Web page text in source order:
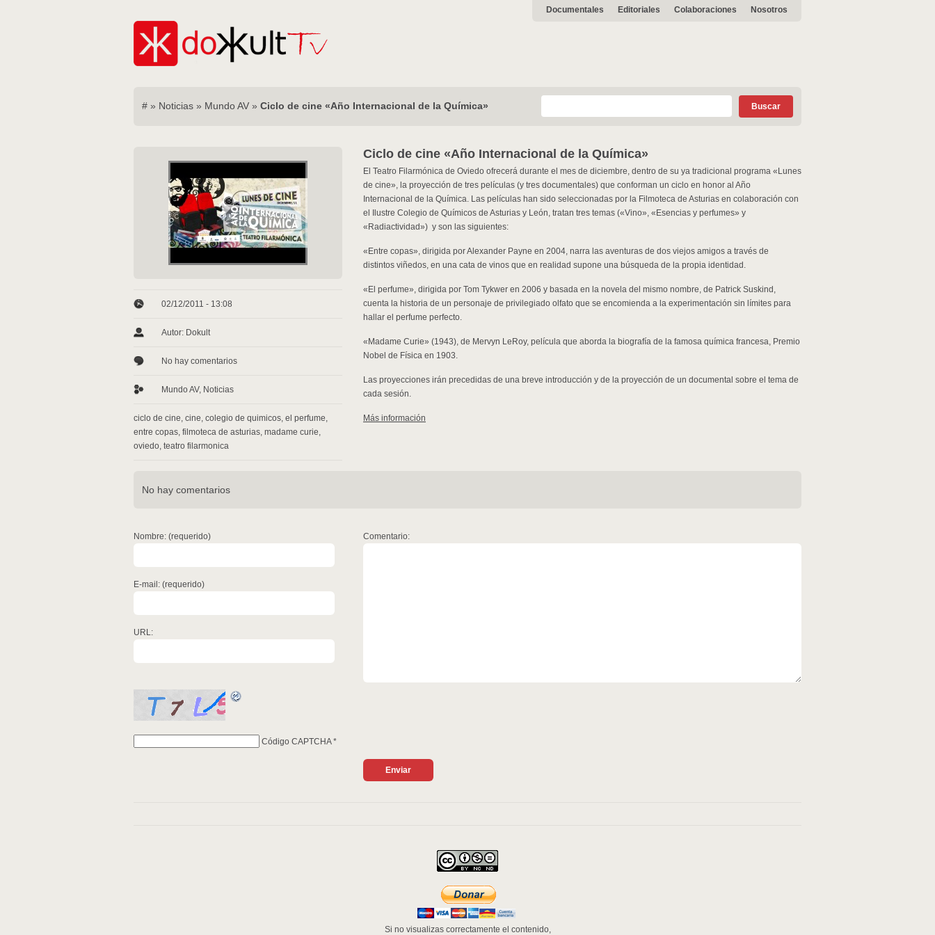
Documentales Editoriales Colaboraciones Nosotros
# » Noticias » Mundo AV » Ciclo de cine «Año Internacional de la Química»
02/12/2011 - 13:08
Autor: Dokult
No hay comentarios
Mundo AV, Noticias
ciclo de cine, cine, colegio de quimicos, el perfume,
entre copas, filmoteca de asturias, madame curie,
oviedo, teatro filarmonica
Ciclo de cine «Año Internacional de la Química»
El Teatro Filarmónica de Oviedo ofrecerá durante el mes de diciembre, dentro de su ya tradicional programa «Lunes
de cine», la proyección de tres películas (y tres documentales) que conforman un ciclo en honor al Año
Internacional de la Química. Las películas han sido seleccionadas por la Filmoteca de Asturias en colaboración con
el Ilustre Colegio de Químicos de Asturias y León, tratan tres temas («Vino», «Esencias y perfumes» y
«Radiactividad») y son las siguientes:
«Entre copas», dirigida por Alexander Payne en 2004, narra las aventuras de dos viejos amigos a través de
distintos viñedos, en una cata de vinos que en realidad supone una búsqueda de la propia identidad.
«El perfume», dirigida por Tom Tykwer en 2006 y basada en la novela del mismo nombre, de Patrick Suskind,
cuenta la historia de un personaje de privilegiado olfato que se encomienda a la experimentación sin límites para
hallar el perfume perfecto.
«Madame Curie» (1943), de Mervyn LeRoy, película que aborda la biografía de la famosa química francesa, Premio
Nobel de Física en 1903.
Las proyecciones irán precedidas de una breve introducción y de la proyección de un documental sobre el tema de
cada sesión.
Más información
No hay comentarios
Nombre: (requerido)
E-mail: (requerido)
URL:
Comentario:
Código CAPTCHA*
Si no visualizas correctamente el contenido,